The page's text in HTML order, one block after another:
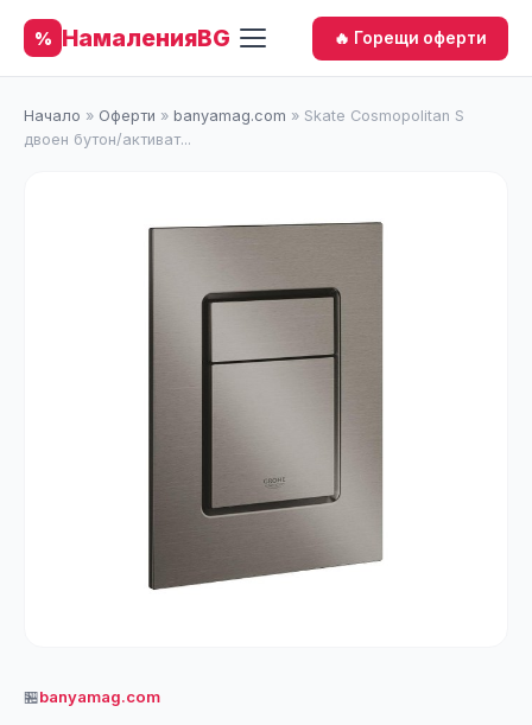
% НамаленияBG 🔥 Горещи оферти
Начало » Оферти » banyamag.com » Skate Cosmopolitan S
двоен бутон/активат...
🏪banyamag.com